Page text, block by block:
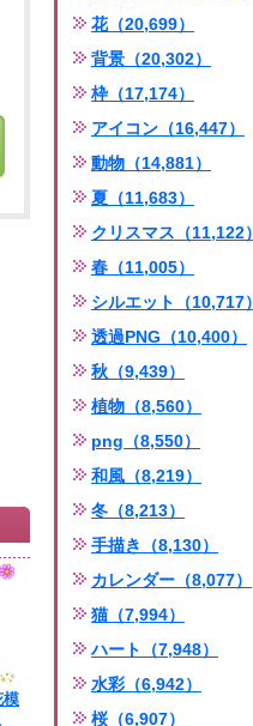
模
花（20,699）
背景（20,302）
枠（17,174）
アイコン（16,447）
動物（14,881）
夏（11,683）
クリスマス（11,122）
春（11,005）
シルエット（10,717）
透過PNG（10,400）
秋（9,439）
植物（8,560）
png（8,550）
和風（8,219）
冬（8,213）
手描き（8,130）
カレンダー（8,077）
猫（7,994）
ハート（7,948）
水彩（6,942）
桜（6,907）